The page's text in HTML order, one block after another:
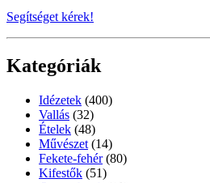
Segítséget kérek!
Kategóriák
Idézetek (400)
Vallás (32)
Ételek (48)
Művészet (14)
Fekete-fehér (80)
Kifestők (51)